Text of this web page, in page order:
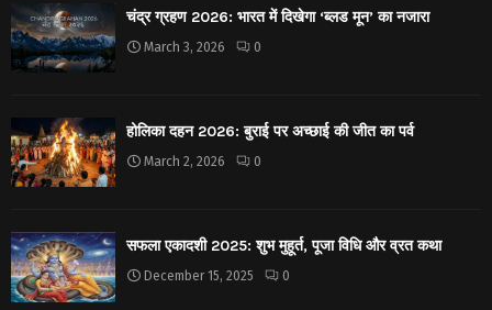
चंद्र ग्रहण 2026: भारत में दिखेगा ‘ब्लड मून’ का नजारा
March 3, 2026 0
होलिका दहन 2026: बुराई पर अच्छाई की जीत का पर्व
March 2, 2026 0
सफला एकादशी 2025: शुभ मुहूर्त, पूजा विधि और व्रत कथा
December 15, 2025 0